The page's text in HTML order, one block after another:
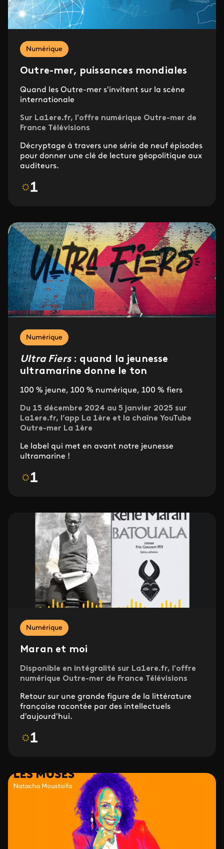
Numérique
Outre-mer, puissances mondiales
Quand les Outre-mer s'invitent sur la scène
internationale
Sur La1ere.fr, l'offre numérique Outre-mer de
France Télévisions
Décryptage à travers une série de neuf épisodes
pour donner une clé de lecture géopolitique aux
auditeurs.
Numérique
Ultra Fiers: quand la jeunesse
ultramarine donne le ton
100 % jeune, 100 % numérique, 100 % fiers
Du 15 décembre 2024 au 5 janvier 2025 sur
La1ere.fr, l’app La 1ère et la chaîne YouTube
Outre-mer La 1ère
Le label qui met en avant notre jeunesse
ultramarine !
Numérique
Maran et moi
Disponible en intégralité sur La1ere.fr, l'offre
numérique Outre-mer de France Télévisions
Retour sur une grande figure de la littérature
française racontée par des intellectuels
d'aujourd'hui.